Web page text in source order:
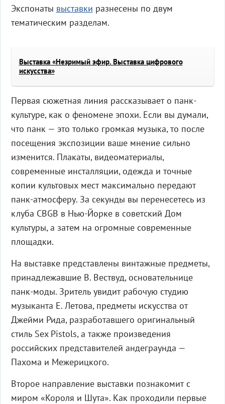
Экспонаты выставки разнесены по двум
тематическим разделам.
Выставка «Незримый эфир. Выставка цифрового
искусства»
Первая сюжетная линия рассказывает о панк-
культуре, как о феномене эпохи. Если вы думали,
что панк — это только громкая музыка, то после
посещения экспозиции ваше мнение сильно
изменится. Плакаты, видеоматериалы,
современные инсталляции, одежда и точные
копии культовых мест максимально передают
панк-атмосферу. За секунды вы перенесетесь из
клуба CBGB в Нью-Йорке в советский Дом
культуры, а затем на огромные современные
площадки.
На выставке представлены винтажные предметы,
принадлежавшие В. Вествуд, основательнице
панк-моды. Зритель увидит рабочую студию
музыканта Е. Летова, предметы искусства от
Джейми Рида, разработавшего оригинальный
стиль Sex Pistols, а также произведения
российских представителей андеграунда —
Пахома и Межерицкого.
Второе направление выставки познакомит с
миром «Короля и Шута». Как проходили первые